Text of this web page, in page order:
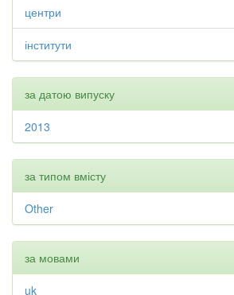
центри
інститути
за датою випуску
2013
за типом вмісту
Other
за мовами
uk